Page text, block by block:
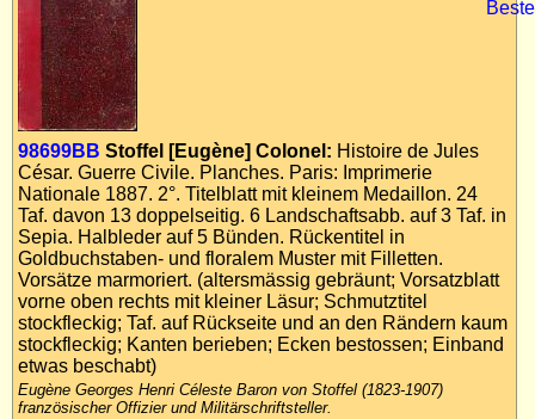
98699BB Stoffel [Eugène] Colonel: Histoire de Jules
César. Guerre Civile. Planches. Paris: Imprimerie
Nationale 1887. 2°. Titelblatt mit kleinem Medaillon. 24
Taf. davon 13 doppelseitig. 6 Landschaftsabb. auf 3 Taf. in
Sepia. Halbleder auf 5 Bünden. Rückentitel in
Goldbuchstaben- und floralem Muster mit Filletten.
Vorsätze marmoriert. (altersmässig gebräunt; Vorsatzblatt
vorne oben rechts mit kleiner Läsur; Schmutztitel
stockfleckig; Taf. auf Rückseite und an den Rändern kaum
stockfleckig; Kanten berieben; Ecken bestossen; Einband
etwas beschabt)
Eugène Georges Henri Céleste Baron von Stoffel (1823-1907)
französischer Offizier und Militärschriftsteller.